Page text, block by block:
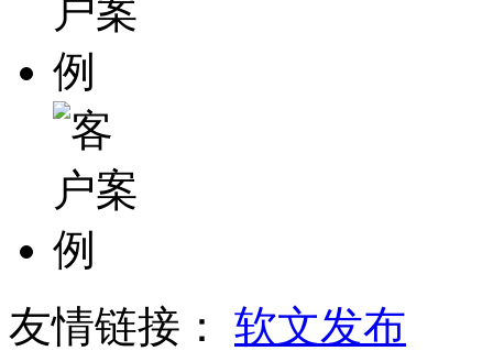
友情链接： 软文发布